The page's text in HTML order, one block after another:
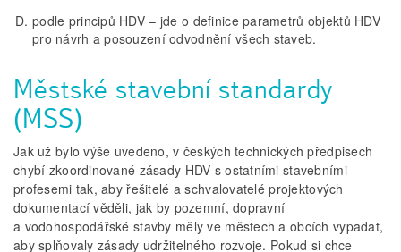
podle principů HDV – jde o definice parametrů objektů HDV
pro návrh a posouzení odvodnění všech staveb.
Městské stavební standardy
(MSS)
Jak už bylo výše uvedeno, v českých technických předpisech
chybí zkoordinované zásady HDV s ostatními stavebními
profesemi tak, aby řešitelé a schvalovatelé projektových
dokumentací věděli, jak by pozemní, dopravní
a vodohospodářské stavby měly ve městech a obcích vypadat,
aby splňovaly zásady udržitelného rozvoje. Pokud si chce